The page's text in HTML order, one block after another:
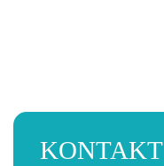
KONTAKT